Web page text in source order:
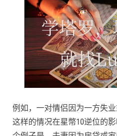
例如，一对情侣因为一方失业
这样的情况在星幣10逆位的